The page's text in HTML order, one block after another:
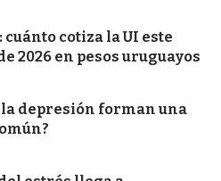
cotiza la UI este
2026 en pesos uruguayos
la depresión forman una